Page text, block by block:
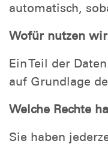
automatisch,
Wofür nutzen
Ein Teil der
auf Grundlage
Welche Rechte
Sie haben